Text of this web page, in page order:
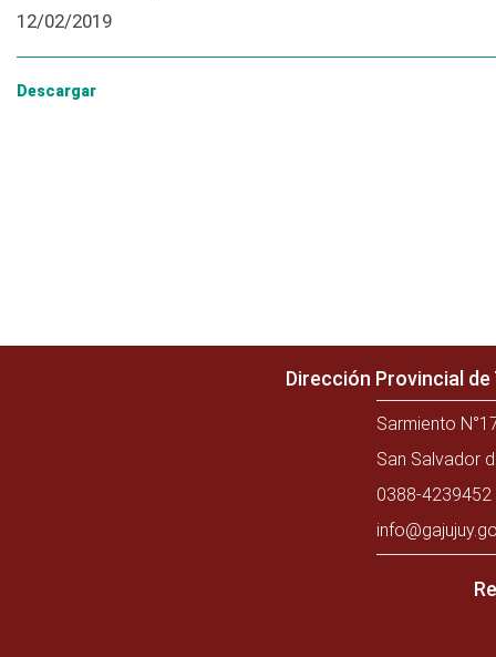
12/02/2019
Descargar
Dirección Provincial
Sarmiento
San Salvador
0388-